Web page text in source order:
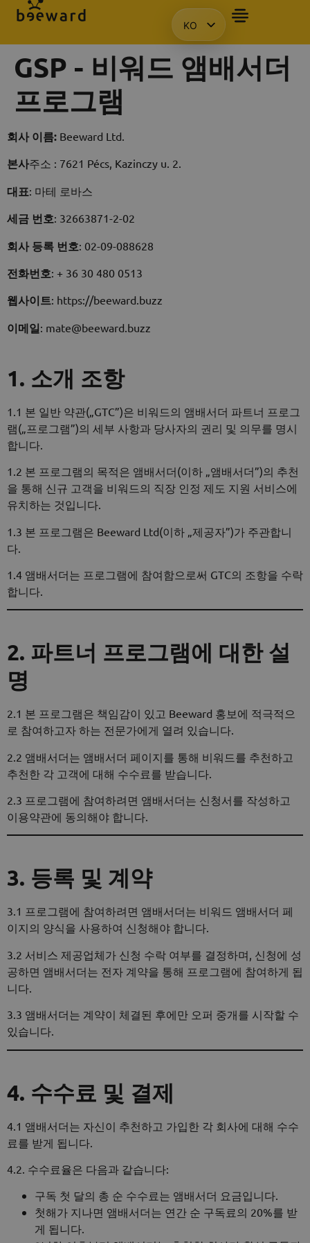
KO
HU
EN
PL
GSP - 비워드 앰배서더
프로그램
회사 이름: Beeward Ltd.
본사주소 : 7621 Pécs, Kazinczy u. 2.
대표: 마테 로바스
세금 번호: 32663871-2-02
회사 등록 번호: 02-09-088628
전화번호: + 36 30 480 0513
웹사이트: https://beeward.buzz
이메일: mate@beeward.buzz
1. 소개 조항
1.1 본 일반 약관(„GTC”)은 비워드의 앰배서더 파트너 프로그
램(„프로그램”)의 세부 사항과 당사자의 권리 및 의무를 명시
합니다.
1.2 본 프로그램의 목적은 앰배서더(이하 „앰배서더”)의 추천
을 통해 신규 고객을 비워드의 직장 인정 제도 지원 서비스에
유치하는 것입니다.
1.3 본 프로그램은 Beeward Ltd(이하 „제공자”)가 주관합니
다.
1.4 앰배서더는 프로그램에 참여함으로써 GTC의 조항을 수락
합니다.
2. 파트너 프로그램에 대한 설
명
2.1 본 프로그램은 책임감이 있고 Beeward 홍보에 적극적으
로 참여하고자 하는 전문가에게 열려 있습니다.
2.2 앰배서더는 앰배서더 페이지를 통해 비워드를 추천하고
추천한 각 고객에 대해 수수료를 받습니다.
2.3 프로그램에 참여하려면 앰배서더는 신청서를 작성하고
이용약관에 동의해야 합니다.
3. 등록 및 계약
3.1 프로그램에 참여하려면 앰배서더는 비워드 앰배서더 페
이지의 양식을 사용하여 신청해야 합니다.
3.2 서비스 제공업체가 신청 수락 여부를 결정하며, 신청에 성
공하면 앰배서더는 전자 계약을 통해 프로그램에 참여하게 됩
니다.
3.3 앰배서더는 계약이 체결된 후에만 오퍼 중개를 시작할 수
있습니다.
4. 수수료 및 결제
4.1 앰배서더는 자신이 추천하고 가입한 각 회사에 대해 수수
료를 받게 됩니다.
4.2. 수수료율은 다음과 같습니다:
구독 첫 달의 총 순 수수료는 앰배서더 요금입니다.
첫해가 지나면 앰배서더는 연간 순 구독료의 20%를 받
게 됩니다.